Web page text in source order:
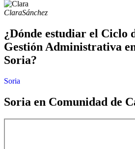
ClaraSánchez
¿Dónde estudiar el Ciclo
Gestión Administrativa
Soria?
Soria
Soria en Comunidad de